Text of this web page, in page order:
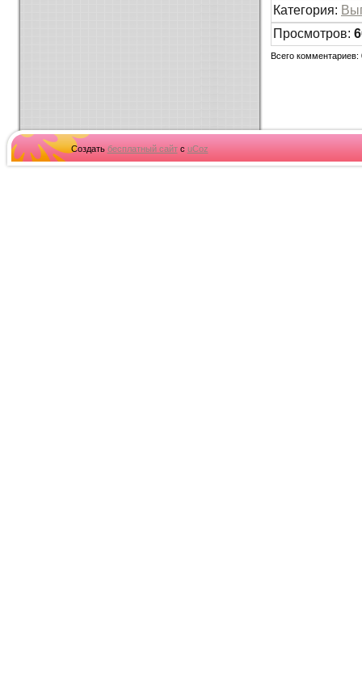
Категория:
Просмотров:
Всего комментариев:
Создать бесплатный сайтс uCoz